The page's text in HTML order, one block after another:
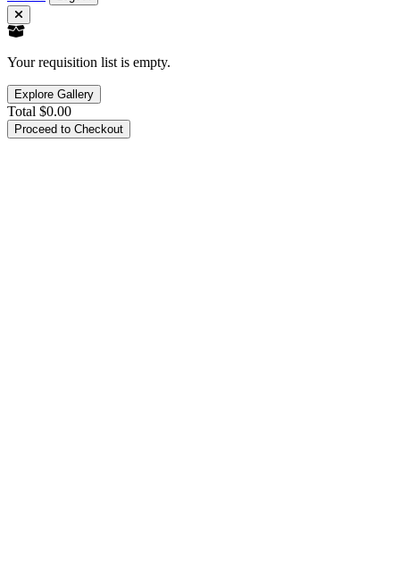
Your requisition list is empty.
Explore Gallery
Total $0.00
Proceed to Checkout